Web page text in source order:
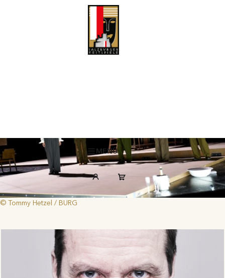
MENÜ
Karl Kraus‘ Rede über das Reden vom Krieg
Desinformation, Fantasiemangel und die Verdrängung von
Verantwortung in Kriegszeiten: Dušan David Pařízek inszeniert „Die
letzten Tage der Menschheit“.
© Tommy Hetzel / BURG